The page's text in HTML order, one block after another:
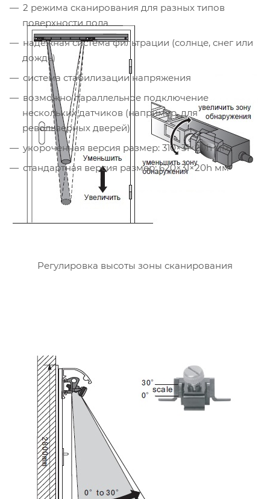
2 режима сканирования для разных типов
поверхности пола
надежная система фильтрации (солнце, снег или
дождь)
система стабилизации напряжения
возможно параллельное подключение
нескольких датчиков (например, для
револьверных дверей)
укороченная версия размер: 310×31×20h мм
стандартная версия размер: 620×31×20h мм
Регулировка высоты зоны сканирования